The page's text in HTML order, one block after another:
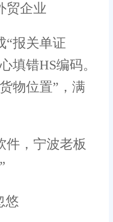
企业
报关单证
填错HS编码。
物位置”，满
，宁波老板